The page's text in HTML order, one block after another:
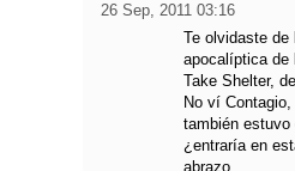
26 Sep, 2011 03:16
Te olvidaste
apocalíptica de
Take Shelter,
No ví
también estuvo
¿entraría en
abrazo